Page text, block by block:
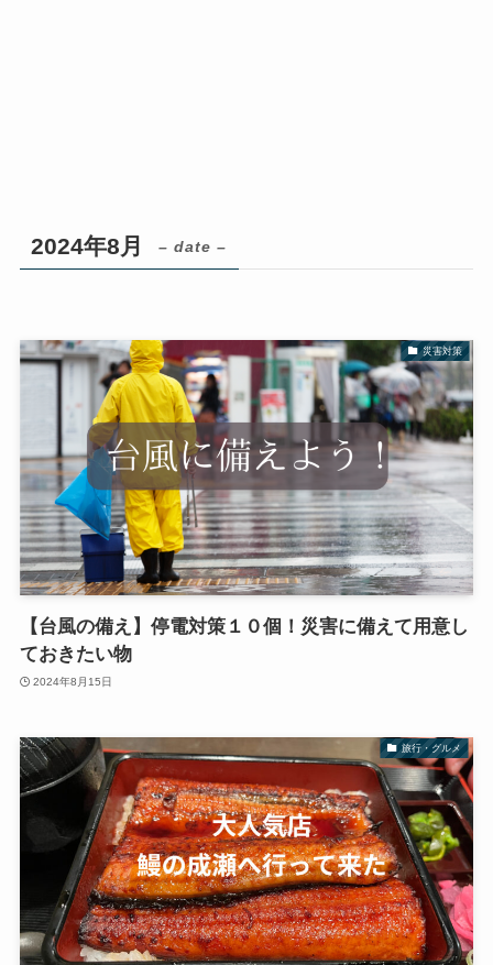
2024年8月 – date –
災害対策
【台風の備え】停電対策１０個！災害に備えて用意し
ておきたい物
2024年8月15日
旅行・グルメ